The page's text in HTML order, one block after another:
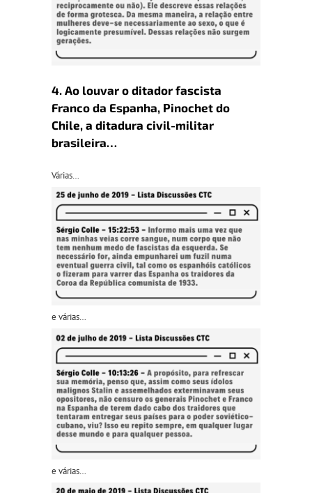
4. Ao louvar o ditador fascista
Franco da Espanha, Pinochet do
Chile, a ditadura civil-militar
brasileira…
Várias…
e várias…
e várias…